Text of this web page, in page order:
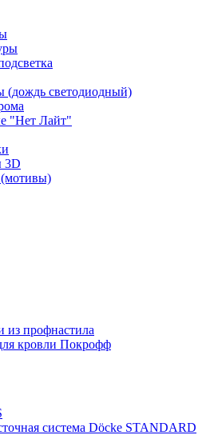
(дождь светодиодный)
"Нет Лайт"
3D
из профнастила
кровли Покрофф
система Döcke STANDARD